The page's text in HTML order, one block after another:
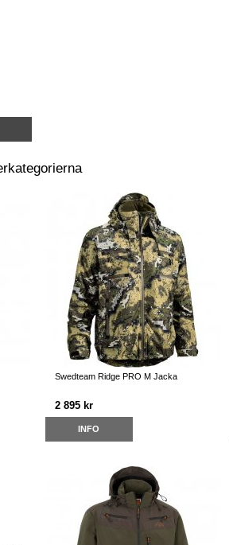
Swedteam Ridge PRO M Jacka
2 895 kr
INFO